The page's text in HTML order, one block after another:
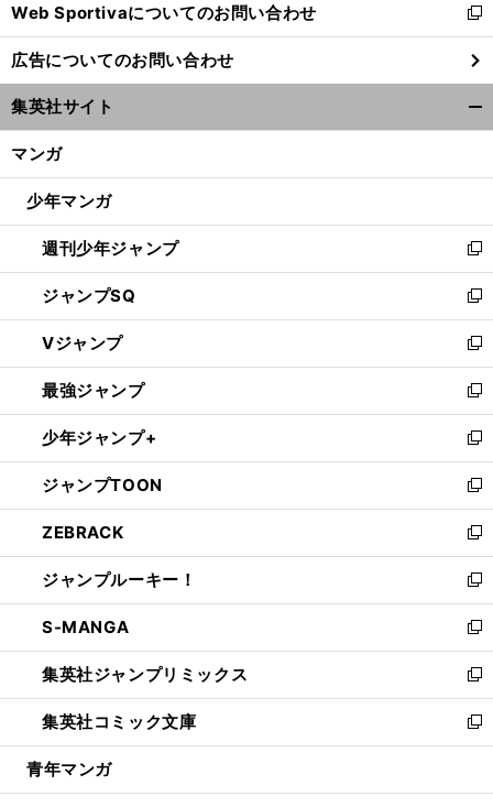
く
Web Sportivaについてのお問い合わせ
新
し
い
ウ
ィ
ン
ウ
開
く
広告についてのお問い合わせ
集英社サイト
マンガ
少年マンガ
週刊少年ジャンプ
新
し
い
ウ
ィ
ン
ド
ウ
で
開
く
ジャンプSQ
新
し
い
ウ
ィ
ン
ド
ウ
で
開
く
Vジャンプ
新
し
い
ウ
ィ
ン
ド
ウ
で
開
く
最強ジャンプ
新
し
い
ウ
ィ
ン
ド
ウ
で
開
く
少年ジャンプ+
新
し
い
ウ
ィ
ン
ド
ウ
で
開
く
ジャンプTOON
新
し
い
ウ
ィ
ン
ド
ウ
で
開
く
ZEBRACK
新
し
い
ウ
ィ
ン
ド
ウ
で
開
ジャンプルーキー！
新
し
い
ウ
ィ
ン
ド
ウ
開
S-MANGA
新
し
い
ウ
ィ
ン
ウ
集英社ジャンプリミックス
新
し
い
ウ
ン
集英社コミック文庫
新
し
ウ
青年マンガ